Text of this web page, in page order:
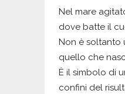
Nel mare
dove batte il
Non è soltanto
quello che
È il simbolo di
confini del